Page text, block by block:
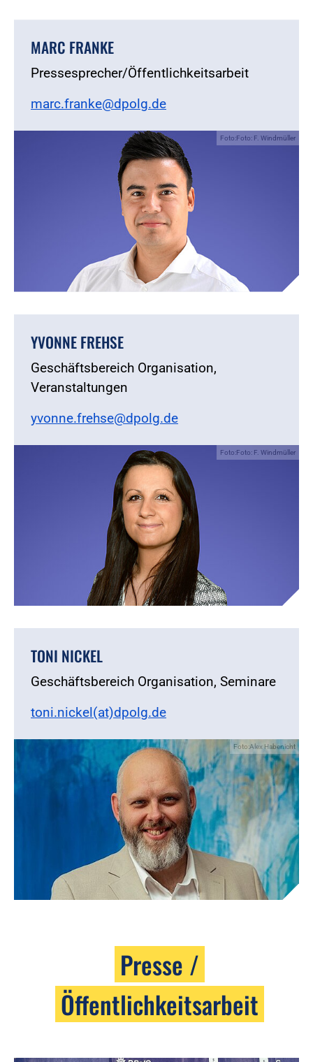
MARC FRANKE
Pressesprecher/Öffentlichkeitsarbeit
marc.franke@dpolg.de
Foto:Foto: F. Windmüller
YVONNE FREHSE
Geschäftsbereich Organisation,
Veranstaltungen
yvonne.frehse@dpolg.de
Foto:Foto: F. Windmüller
TONI NICKEL
Geschäftsbereich Organisation, Seminare
toni.nickel(at)dpolg.de
Foto:Alex Habenicht
Presse /
Öffentlichkeitsarbeit